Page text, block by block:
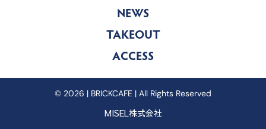
NEWS
TAKEOUT
ACCESS
© 2026 | BRICKCAFE | All Rights Reserved
MISEL株式会社